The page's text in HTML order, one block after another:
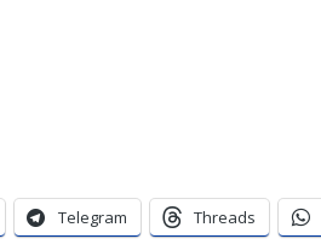
Telegram Threads